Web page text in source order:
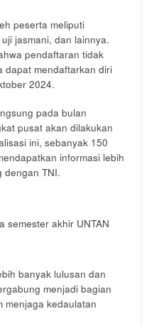
peserta meliputi
jasmani, dan lainnya.
pendaftaran tidak
dapat mendaftarkan diri
2024.
pada bulan
pusat akan dilakukan
ini, sebanyak 150
informasi lebih
dengan TNI.
semester akhir UNTAN
banyak lulusan dan
menjadi bagian
menjaga kedaulatan